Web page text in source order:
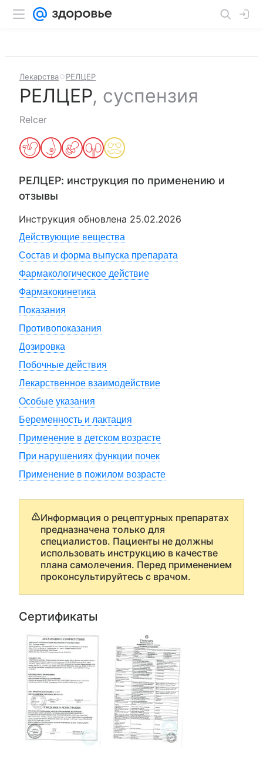
Лекарства РЕЛЦЕР
РЕЛЦЕР, суспензия
Relcer
РЕЛЦЕР: инструкция по применению и
отзывы
Инструкция обновлена 25.02.2026
Действующие вещества
Состав и форма выпуска препарата
Фармакологическое действие
Фармакокинетика
Показания
Противопоказания
Дозировка
Побочные действия
Лекарственное взаимодействие
Особые указания
Беременность и лактация
Применение в детском возрасте
При нарушениях функции почек
Применение в пожилом возрасте
Информация о рецептурных препаратах
предназначена только для
специалистов. Пациенты не должны
использовать инструкцию в качестве
плана самолечения. Перед применением
проконсультируйтесь с врачом.
Сертификаты